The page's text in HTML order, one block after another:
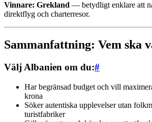
Vinnare: Grekland — betydligt enklare att
direktflyg och charterresor.
Sammanfattning: Vem ska
Välj Albanien om du:#
Har begränsad budget och vill
krona
Söker autentiska upplevelser utan
turistfabriker